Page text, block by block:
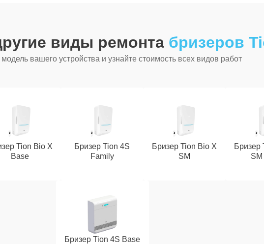
виды ремонта бризеров
вашего устройства и узнайте стоимость всех видов работ
Tion Bio X
Base
Бризер Tion 4S
Family
Бризер Tion Bio X
SM
Бризер
Бризер Tion 4S Base